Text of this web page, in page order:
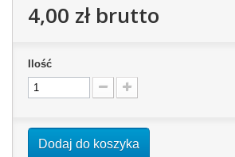
4,00 złbrutto
Ilość
Dodaj do koszyka